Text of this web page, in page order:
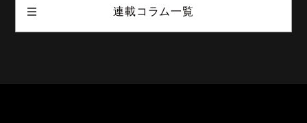
連載コラム一覧